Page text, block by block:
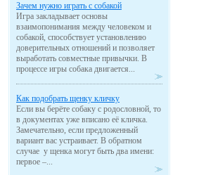
Зачем нужно играть с собакой
Игра закладывает основы
взаимопонимания между человеком и
собакой, способствует установлению
доверительных отношений и позволяет
выработать совместные привычки. В
процессе игры собака двигается...
Как подобрать щенку кличку
Если вы берёте собаку с родословной, то
в документах уже вписано её кличка.
Замечательно, если предложенный
вариант вас устраивает. В обратном
случае у щенка могут быть два имени:
первое –...